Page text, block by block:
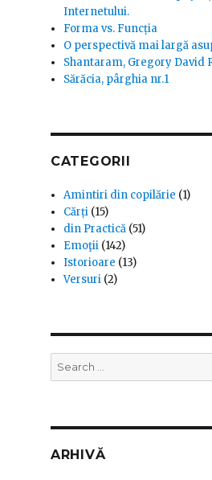
Internetului.
Forma vs. Funcția
O perspectivă mai largă
Shantaram, Gregory David
Sărăcia, pârghia nr.1
CATEGORII
Amintiri din copilărie (1)
Cărți (15)
din Practică (51)
Emoţii (142)
Istorioare (13)
Versuri (2)
Search
for:
ARHIVĂ